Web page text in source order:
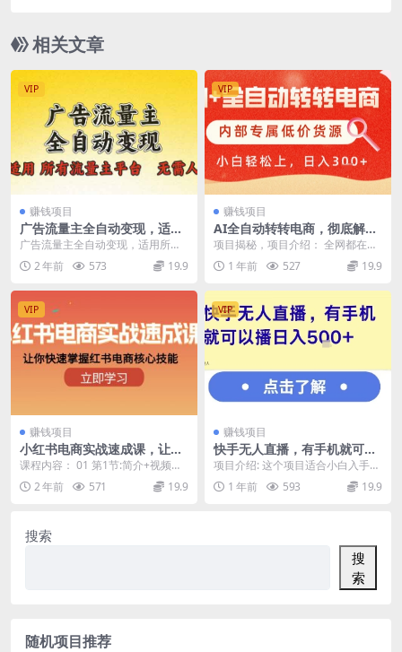
相关文章
VIP
赚钱项目
广告流量主全自动变现，适用
所有流量主平台，无需人工，
单机日入500+
广告流量主全自动变现，适用所有
流量主平台，无需人工，单机日入5
00+目前处于蓝海...
2 年前 573 19.9
VIP
赚钱项目
AI全自动转转电商，彻底解放
双手，专属低价货源，单日轻
松变现500+
项目揭秘，项目介绍： 全网都在推
广转转二手平台，我来教你利用转
转挣取收益，使用我...
1 年前 527 19.9
VIP
赚钱项目
小红书电商实战速成课，让你
快速掌握红书电商核心技能
课程内容： 01 第1节:简介+视频号3
条建议_.mp4 01 第1节:小红书战...
2 年前 571 19.9
VIP
赚钱项目
快手无人直播，有手机就可以
播，收益可观日入500+
项目介绍: 这个项目适合小白入手，
收益可观，操作10分钟便可上手 课
程内容： 第...
1 年前 593 19.9
搜索
搜
索
随机项目推荐